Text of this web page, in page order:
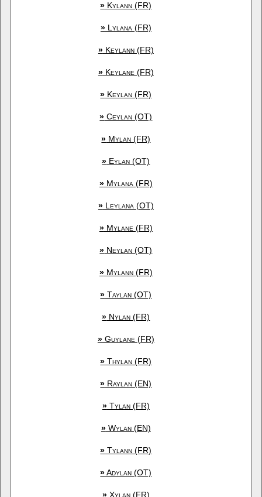
» Kylann (FR)
»Lylana (FR)
»Keylann (FR)
»Keylane (FR)
» Keylan (FR)
» Ceylan (OT)
» Mylan (FR)
» Eylan (OT)
»Mylana (FR)
»Leylana (OT)
»Mylane (FR)
» Neylan (OT)
»Mylann (FR)
» Taylan (OT)
» Nylan (FR)
»Guylane (FR)
» Thylan (FR)
» Raylan (EN)
»Tylan (FR)
»Wylan (EN)
» Tylann (FR)
»Adylan (OT)
»Xylan (FR)